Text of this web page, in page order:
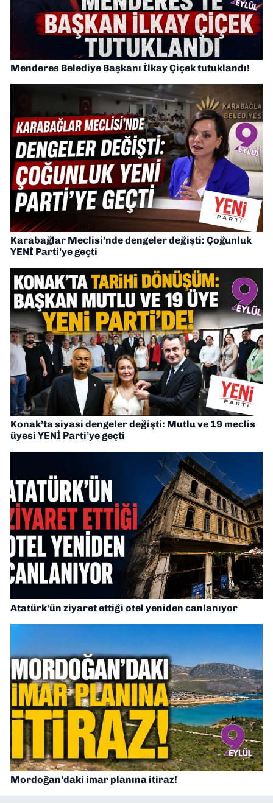
Menderes Belediye Başkanı İlkay Çiçek tutuklandı!
Karabağlar Meclisi’nde dengeler değişti: Çoğunluk
YENİ Parti’ye geçti
Konak’ta siyasi dengeler değişti: Mutlu ve 19 meclis
üyesi YENİ Parti’ye geçti
Atatürk’ün ziyaret ettiği otel yeniden canlanıyor
Mordoğan’daki imar planına itiraz!